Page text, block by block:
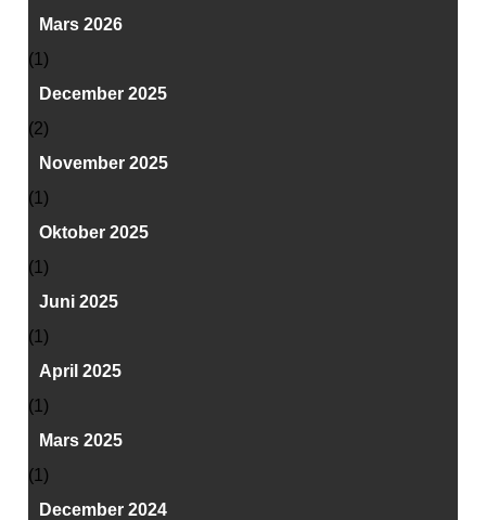
Mars 2026
(1)
December 2025
(2)
November 2025
(1)
Oktober 2025
(1)
Juni 2025
(1)
April 2025
(1)
Mars 2025
(1)
December 2024